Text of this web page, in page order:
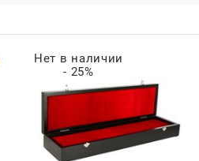
Нет в наличии
- 25%